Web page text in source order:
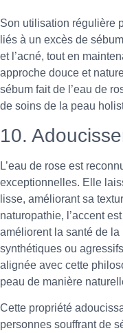
Son utilisation régulière
liés à un excès de
et l’acné, tout en
approche douce et
sébum fait de l’eau de
de soins de la peau
10.
L’eau de rose est
exceptionnelles. Elle
lisse, améliorant sa
naturopathie, l’accent
améliorent la santé de
synthétiques ou
alignée avec cette
peau de manière
Cette propriété
personnes souffrant de